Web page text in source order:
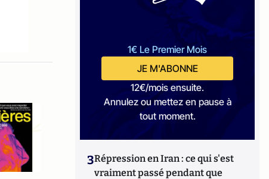
1€ Le Premier Mois
JE M'ABONNE
12€/mois ensuite.
Annulez ou mettez en pause à
tout moment.
3Répression en Iran : ce qui s'est
vraiment passé pendant que